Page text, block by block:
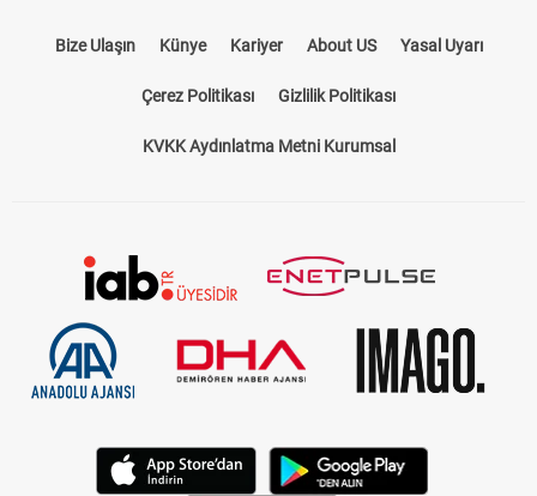
Bize Ulaşın Künye Kariyer About US Yasal Uyarı
Çerez Politikası Gizlilik Politikası
KVKK Aydınlatma Metni Kurumsal